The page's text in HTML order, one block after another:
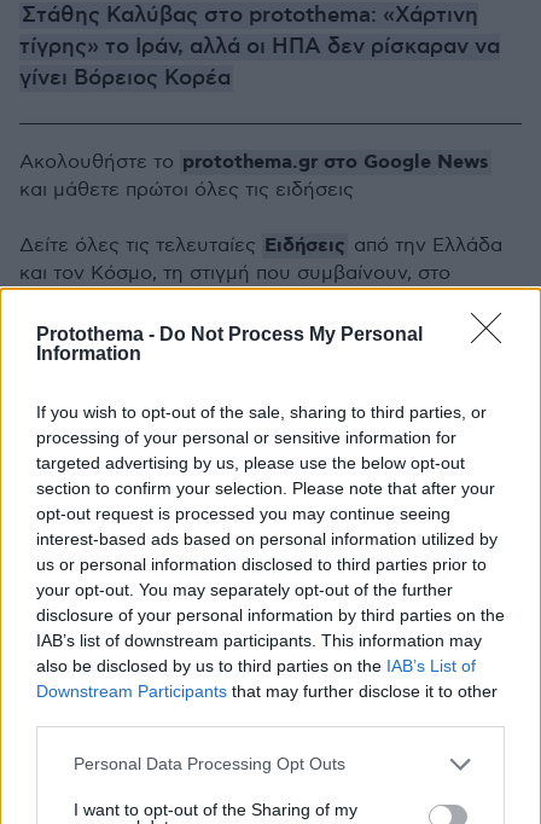
Protothema - Do Not Process My Personal
Information
If you wish to opt-out of the sale, sharing to third parties, or
processing of your personal or sensitive information for
targeted advertising by us, please use the below opt-out
section to confirm your selection. Please note that after your
opt-out request is processed you may continue seeing
interest-based ads based on personal information utilized by
us or personal information disclosed to third parties prior to
your opt-out. You may separately opt-out of the further
disclosure of your personal information by third parties on the
IAB’s list of downstream participants. This information may
also be disclosed by us to third parties on the IAB’s List of
Downstream Participants that may further disclose it to other
Please note that this website/app uses one or more Google
not limited to your visit or usage behaviour. You may click to
Personal Data Processing Opt Outs
I want to opt-out of the Sharing of my
Στάθης Καλύβας στο protothema: «Χάρτινη
τίγρης» το Ιράν, αλλά οι ΗΠΑ δεν ρίσκαραν να
γίνει Βόρειος Κορέα
Σχετικά Άρθρα
Ακολουθήστε το protothema.gr στο Google News
και μάθετε πρώτοι όλες τις ειδήσεις
Δείτε όλες τις τελευταίες Ειδήσεις από την Ελλάδα
και τον Κόσμο, τη στιγμή που συμβαίνουν, στο